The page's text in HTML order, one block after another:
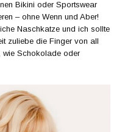
Bikini oder Sportswear
– ohne Wenn und Aber!
Naschkatze und ich sollte
zuliebe die Finger von all
wie Schokolade oder